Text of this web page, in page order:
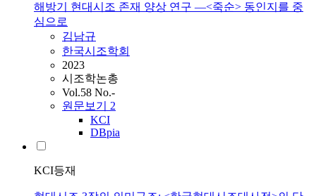
해방기 현대시조 존재 양상 연구 ―<죽순> 동인지를 중
심으로
김남규
한국시조학회
2023
시조학논총
Vol.58 No.-
원문보기 2
KCI
DBpia
KCI등재